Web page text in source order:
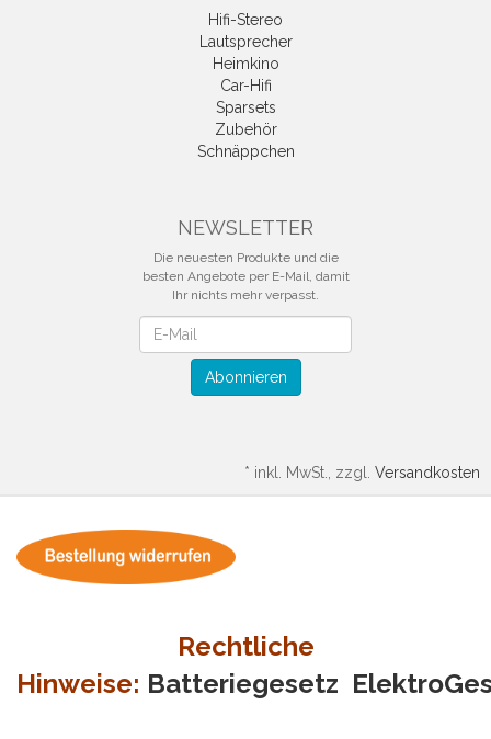
Hifi-Stereo
Lautsprecher
Heimkino
Car-Hifi
Sparsets
Zubehör
Schnäppchen
NEWSLETTER
Die neuesten Produkte und die
besten Angebote per E-Mail, damit
Ihr nichts mehr verpasst.
Abonnieren
* inkl. MwSt., zzgl. Versandkosten
Rechtliche
Hinweise: Batteriegesetz